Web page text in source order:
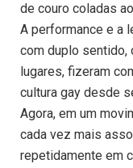
de couro coladas
A performance e a
com duplo sentido,
lugares, fizeram
cultura gay desde
Agora, em um
cada vez mais
repetidamente em